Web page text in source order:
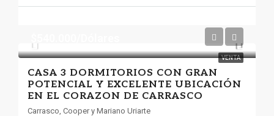
VENTA
CASA 3 DORMITORIOS CON GRAN
POTENCIAL Y EXCELENTE UBICACIÓN
EN EL CORAZON DE CARRASCO
Carrasco, Cooper y Mariano Uriarte